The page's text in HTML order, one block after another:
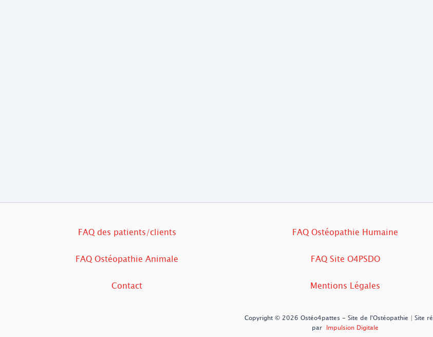
FAQ des patients/clients
FAQ Ostéopathie Animale
Contact
FAQ Ostéopathie Humaine
FAQ Site O4PSDO
Mentions Légales
Copyright © 2026 Ostéo4pattes - Site de l'Ostéopathie | Site
par Impulsion Digitale